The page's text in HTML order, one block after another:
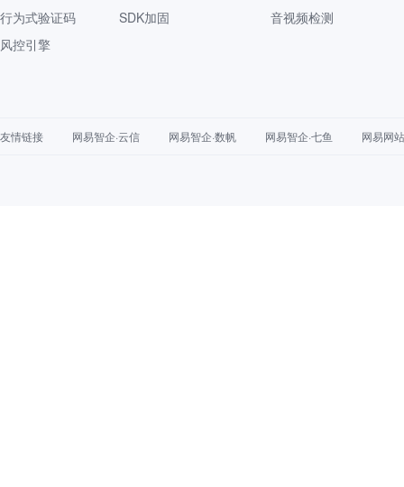
行为式验证码
风控引擎
SDK加固
音视频检测
友情链接 网易智企·云信 网易智企·数帆 网易智企·七鱼 网易网